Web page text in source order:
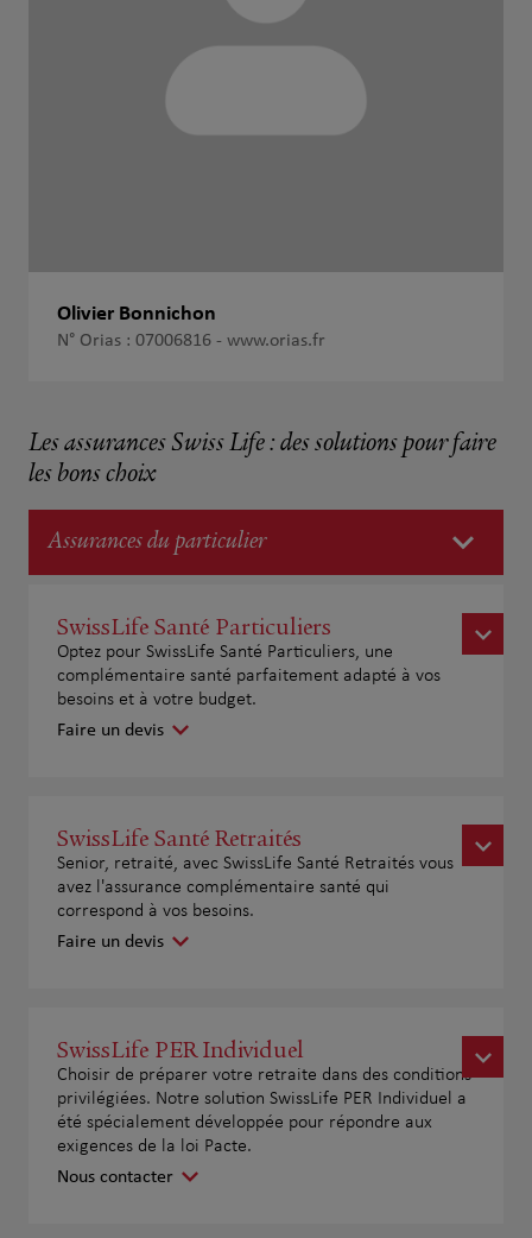
Olivier Bonnichon
N° Orias : 07006816 - www.orias.fr
Les assurances Swiss Life : des solutions pour faire
les bons choix
Assurances du particulier
SwissLife Santé Particuliers
Optez pour SwissLife Santé Particuliers, une
complémentaire santé parfaitement adapté à vos
besoins et à votre budget.
Faire un devis
SwissLife Santé Retraités
Senior, retraité, avec SwissLife Santé Retraités vous
avez l'assurance complémentaire santé qui
correspond à vos besoins.
Faire un devis
SwissLife PER Individuel
Choisir de préparer votre retraite dans des conditions
privilégiées. Notre solution SwissLife PER Individuel a
été spécialement développée pour répondre aux
exigences de la loi Pacte.
Nous contacter